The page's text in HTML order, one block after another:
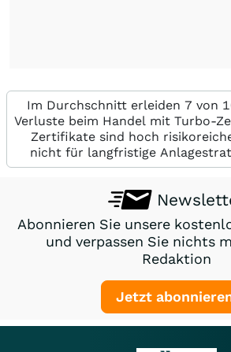
Im Durchschnitt erleiden 7 von
Verluste beim Handel mit Turbo-
Zertifikate sind hoch
nicht für langfristige
Abonnieren Sie unsere
und verpassen Sie nichts
Redaktion
Jetzt